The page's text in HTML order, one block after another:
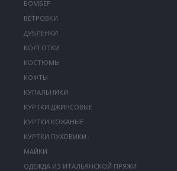
БОМБЕР
ВЕТРОВКИ
ДУБЛЕНКИ
КОЛГОТКИ
КОСТЮМЫ
КОФТЫ
КУПАЛЬНИКИ
КУРТКИ ДЖИНСОВЫЕ
КУРТКИ КОЖАНЫЕ
КУРТКИ ПУХОВИКИ
МАЙКИ
ОДЕЖДА ИЗ ИТАЛЬЯНСКОЙ ПРЯЖИ